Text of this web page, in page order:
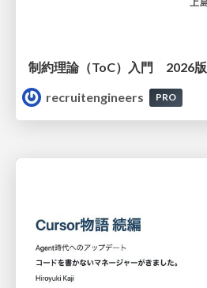
制約理論（ToC）入門 2026版
recruitengineers
PRO